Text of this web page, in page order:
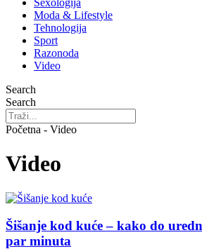
Sexologija
Moda & Lifestyle
Tehnologija
Sport
Razonoda
Video
Search
Search
Početna - Video
Video
Šišanje kod kuće – kako do
par minuta